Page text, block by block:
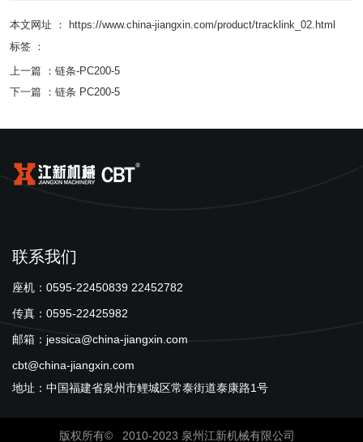
本文网址 ： https://www.china-jiangxin.com/product/tracklink_02.html
标签 ：
上一篇 ： 链条-PC200-5
下一篇 ： 链条 PC200-5
联系我们
座机：0595-22450839 22452782
传真：0595-22425982
邮箱：jessica@china-jiangxin.com
cbt@china-jiangxin.com
地址：中国福建省泉州市鲤城区常泰街道泰康路1号
版权所有© 2010-2023 泉州江新机械有限公司